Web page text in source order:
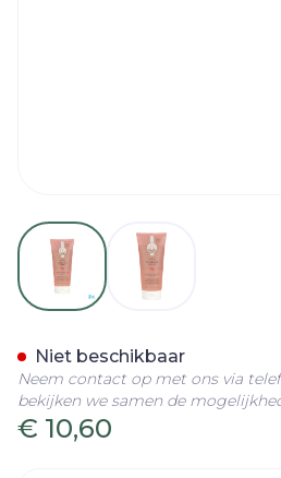
View larger image
View larger
€ 10,60
Niet beschikbaar
Neem contact op met ons via
bekijken we samen de